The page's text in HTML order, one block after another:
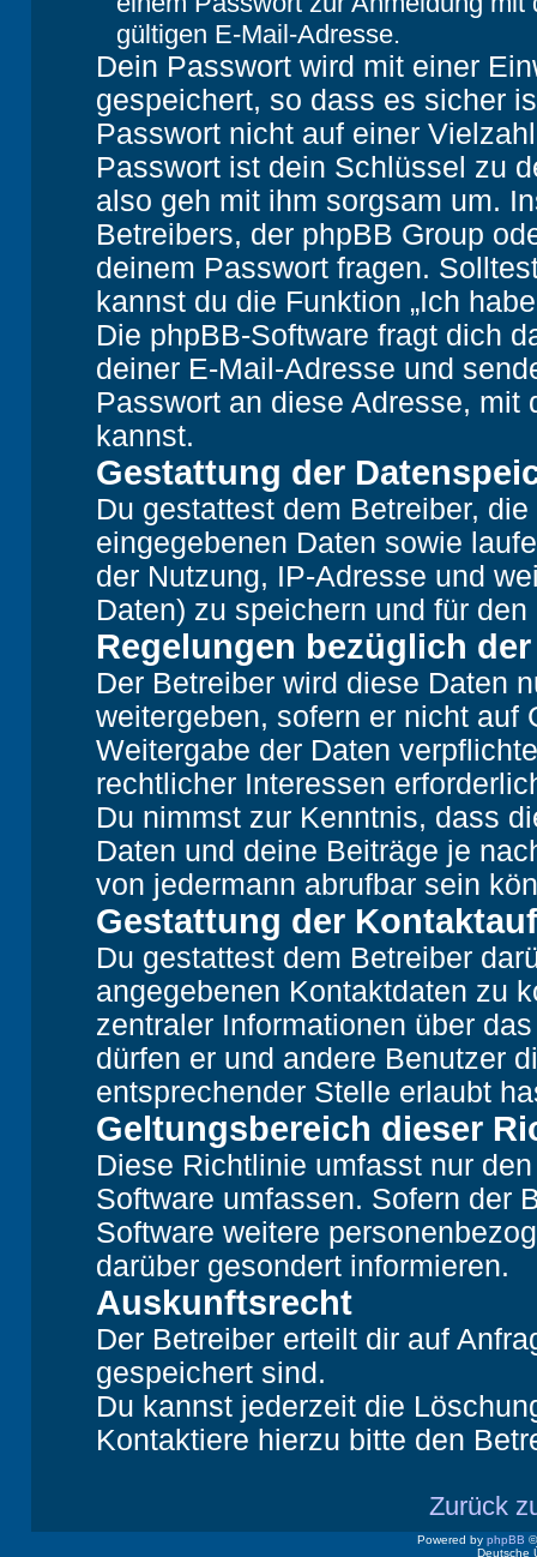
gültigen E-Mail-Adresse.
Dein Passwort wird mit einer
gespeichert, so dass es sicher
Passwort nicht auf einer
Passwort ist dein Schlüssel zu
also geh mit ihm sorgsam um.
Betreibers, der phpBB Group
deinem Passwort fragen.
kannst du die Funktion „Ich
Die phpBB-Software fragt dich
deiner E-Mail-Adresse und
Passwort an diese Adresse, mit
kannst.
Gestattung der
Du gestattest dem Betreiber,
eingegebenen Daten sowie
der Nutzung, IP-Adresse und
Daten) zu speichern und für
Regelungen bezüglich
Der Betreiber wird diese Daten
weitergeben, sofern er nicht auf
Weitergabe der Daten
rechtlicher Interessen
Du nimmst zur Kenntnis, dass
Daten und deine Beiträge je
von jedermann abrufbar sein
Gestattung der
Du gestattest dem Betreiber
angegebenen Kontaktdaten zu
zentraler Informationen über
dürfen er und andere Benutzer
entsprechender Stelle erlaubt
Geltungsbereich dieser
Diese Richtlinie umfasst nur
Software umfassen. Sofern der
Software weitere
darüber gesondert informieren.
Auskunftsrecht
Der Betreiber erteilt dir auf
gespeichert sind.
Du kannst jederzeit die
Kontaktiere hierzu bitte den
Zurück
Powered by phpBB
Deutsche